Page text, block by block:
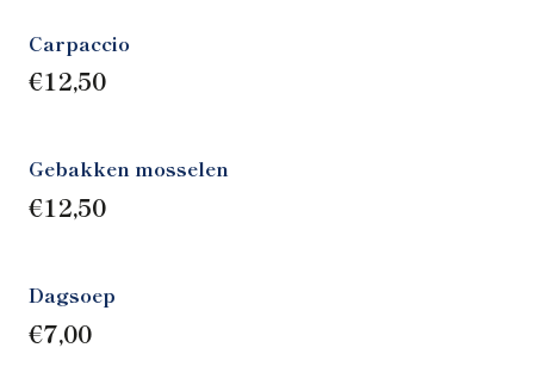
Carpaccio
€12,50
Gebakken mosselen
€12,50
Dagsoep
€7,00